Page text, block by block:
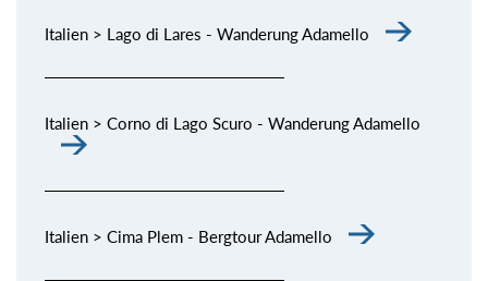
Italien > Lago di Lares - Wanderung Adamello
Italien > Corno di Lago Scuro - Wanderung Adamello
Italien > Cima Plem - Bergtour Adamello